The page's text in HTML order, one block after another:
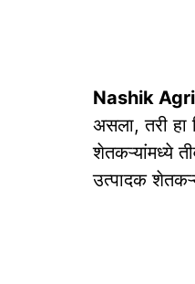
Nashik
असला, तरी हा
शेतकऱ्यांमध्ये
उत्पादक